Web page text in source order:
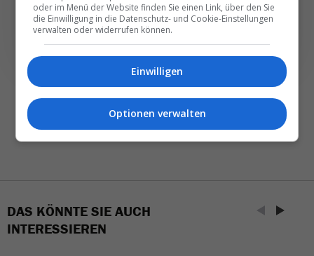
NEWSLETTER ENTDECKEN
DAS KÖNNTE SIE AUCH
INTERESSIEREN
oder im Menü der Website finden Sie einen Link, über den Sie
die Einwilligung in die Datenschutz- und Cookie-Einstellungen
verwalten oder widerrufen können.
Einwilligen
Optionen verwalten